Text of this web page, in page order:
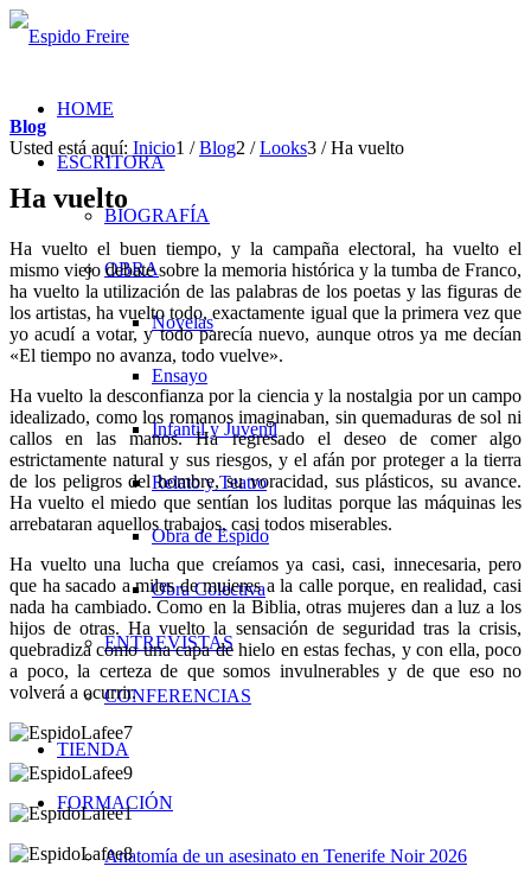
HOME
ESCRITORA
BIOGRAFÍA
OBRA
Novelas
Ensayo
Infantil y Juvenil
Relato y Teatro
Obra de Espido
Obra Colectiva
ENTREVISTAS
CONFERENCIAS
TIENDA
FORMACIÓN
Anatomía de un asesinato en Tenerife Noir 2026
Blog
Usted está aquí: Inicio1 / Blog2 / Looks3 / Ha vuelto
Ha vuelto
Ha vuelto el buen tiempo, y la campaña electoral, ha vuelto el
mismo viejo debate sobre la memoria histórica y la tumba de Franco,
ha vuelto la utilización de las palabras de los poetas y las figuras de
los artistas, ha vuelto todo, exactamente igual que la primera vez que
yo acudí a votar, y todo parecía nuevo, aunque otros ya me decían
«El tiempo no avanza, todo vuelve».
Ha vuelto la desconfianza por la ciencia y la nostalgia por un campo
idealizado, como los romanos imaginaban, sin quemaduras de sol ni
callos en las manos. Ha regresado el deseo de comer algo
estrictamente natural y sus riesgos, y el afán por proteger a la tierra
de los peligros del hombre, su voracidad, sus plásticos, su avance.
Ha vuelto el miedo que sentían los luditas porque las máquinas les
arrebataran aquellos trabajos, casi todos miserables.
Ha vuelto una lucha que creíamos ya casi, casi, innecesaria, pero
que ha sacado a miles de mujeres a la calle porque, en realidad, casi
nada ha cambiado. Como en la Biblia, otras mujeres dan a luz a los
hijos de otras. Ha vuelto la sensación de seguridad tras la crisis,
quebradiza como una capa de hielo en estas fechas, y con ella, poco
a poco, la certeza de que somos invulnerables y de que eso no
volverá a ocurrir.